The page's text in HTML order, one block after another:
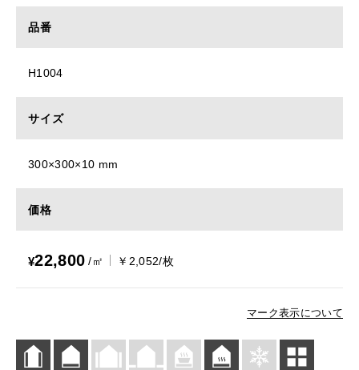
品番
H1004
サイズ
300×300×10 mm
価格
¥22,800 /㎡ ￥2,052/枚
マーク表示について